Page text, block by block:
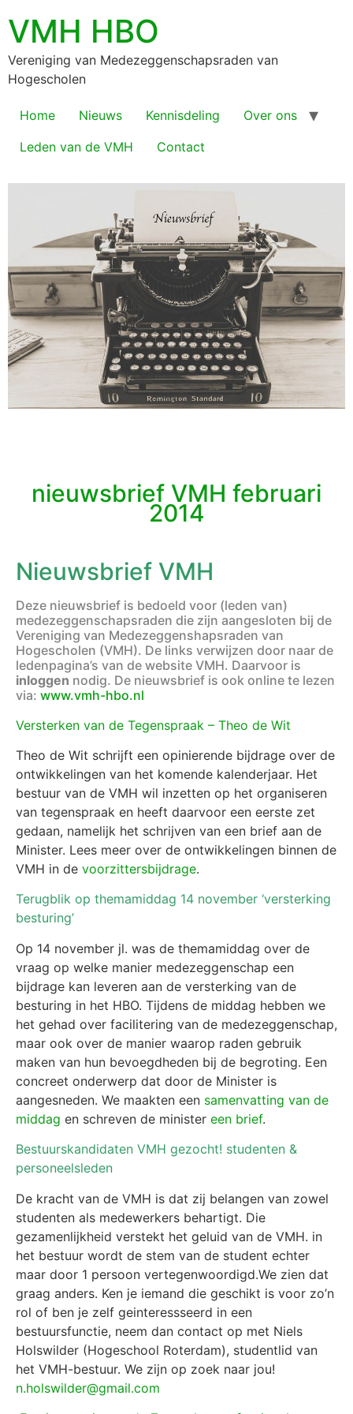
VMH HBO
Vereniging van Medezeggenschapsraden van
Hogescholen
Home Nieuws Kennisdeling
Over ons
Leden van de VMH
Contact
nieuwsbrief VMH februari
2014
Nieuwsbrief VMH
Deze nieuwsbrief is bedoeld voor (leden van)
medezeggenschapsraden die zijn aangesloten bij de
Vereniging van Medezeggenshapsraden van
Hogescholen (VMH). De links verwijzen door naar de
ledenpagina’s van de website VMH. Daarvoor is
inloggen nodig. De nieuwsbrief is ook online te lezen
via: www.vmh-hbo.nl
Versterken van de Tegenspraak – Theo de Wit
Theo de Wit schrijft een opinierende bijdrage over de
ontwikkelingen van het komende kalenderjaar. Het
bestuur van de VMH wil inzetten op het organiseren
van tegenspraak en heeft daarvoor een eerste zet
gedaan, namelijk het schrijven van een brief aan de
Minister. Lees meer over de ontwikkelingen binnen de
VMH in de voorzittersbijdrage.
Terugblik op themamiddag 14 november ‘versterking
besturing’
Op 14 november jl. was de themamiddag over de
vraag op welke manier medezeggenschap een
bijdrage kan leveren aan de versterking van de
besturing in het HBO. Tijdens de middag hebben we
het gehad over facilitering van de medezeggenschap,
maar ook over de manier waarop raden gebruik
maken van hun bevoegdheden bij de begroting. Een
concreet onderwerp dat door de Minister is
aangesneden. We maakten een samenvatting van de
middag en schreven de minister een brief.
Bestuurskandidaten VMH gezocht! studenten &
personeelsleden
De kracht van de VMH is dat zij belangen van zowel
studenten als medewerkers behartigt. Die
gezamenlijkheid verstekt het geluid van de VMH. in
het bestuur wordt de stem van de student echter
maar door 1 persoon vertegenwoordigd.We zien dat
graag anders. Ken je iemand die geschikt is voor zo’n
rol of ben je zelf geinteressseerd in een
bestuursfunctie, neem dan contact op met Niels
Holswilder (Hogeschool Roterdam), studentlid van
het VMH-bestuur. We zijn op zoek naar jou!
n.holswilder@gmail.com